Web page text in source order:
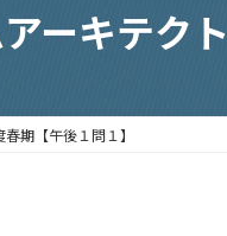
ーキテクト
期【午後１問１】